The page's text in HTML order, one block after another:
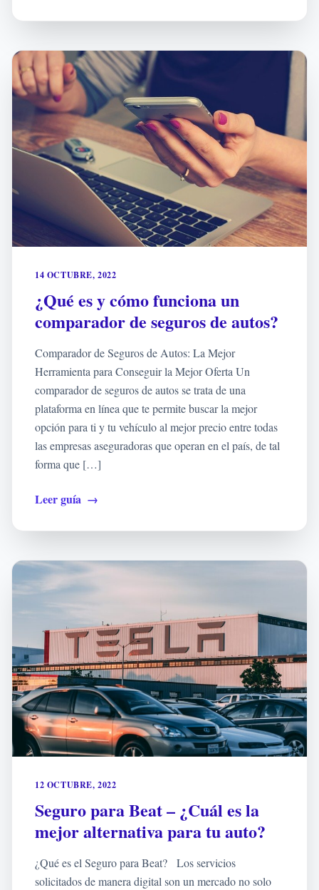
14 OCTUBRE, 2022
¿Qué es y cómo funciona un
comparador de seguros de autos?
Comparador de Seguros de Autos: La Mejor
Herramienta para Conseguir la Mejor Oferta Un
comparador de seguros de autos se trata de una
plataforma en línea que te permite buscar la mejor
opción para ti y tu vehículo al mejor precio entre todas
las empresas aseguradoras que operan en el país, de tal
forma que […]
Leer guía →
12 OCTUBRE, 2022
Seguro para Beat – ¿Cuál es la
mejor alternativa para tu auto?
¿Qué es el Seguro para Beat? Los servicios
solicitados de manera digital son un mercado no solo